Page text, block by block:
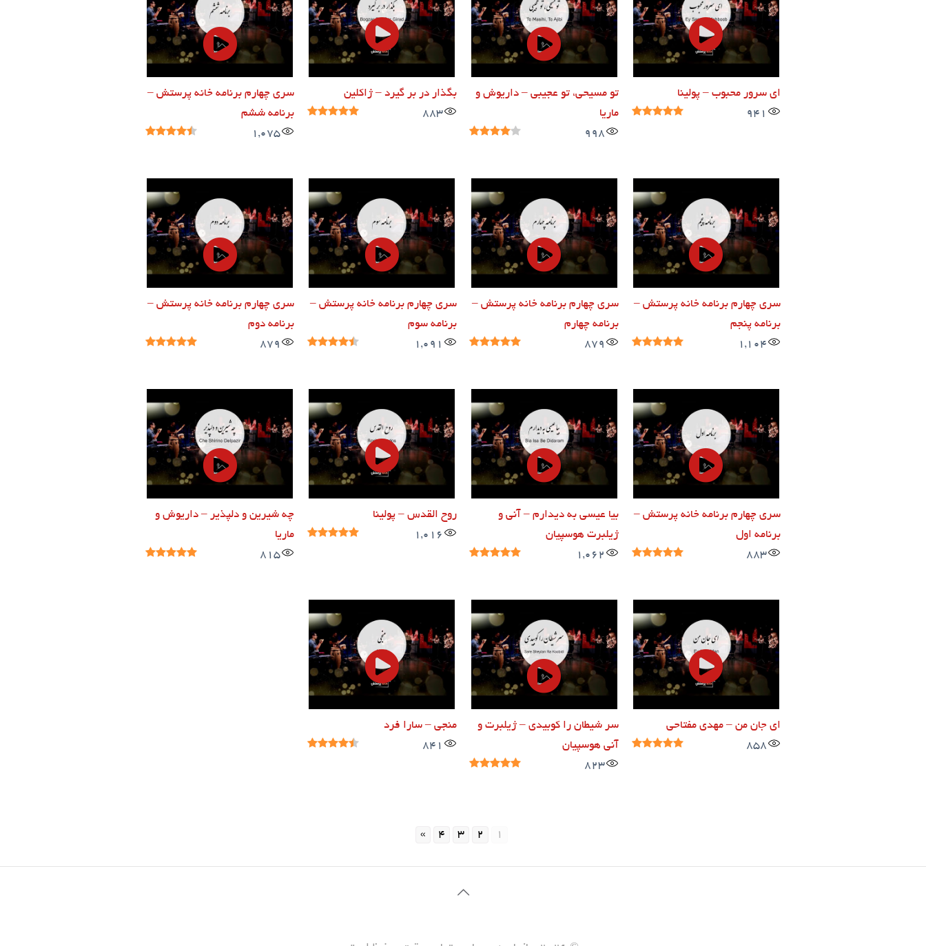
ای سرور محبوب – پولینا
941
تو مسیحی، تو عجیبی – داریوش و
ماریا
998
بگذار در بر گیرد – ژاکلین
883
سری چهارم برنامه خانه پرستش –
برنامه ششم
1,075
سری چهارم برنامه خانه پرستش –
برنامه پنجم
1,104
سری چهارم برنامه خانه پرستش –
برنامه چهارم
879
سری چهارم برنامه خانه پرستش –
برنامه سوم
1,091
سری چهارم برنامه خانه پرستش –
برنامه دوم
879
سری چهارم برنامه خانه پرستش –
برنامه اول
883
بیا عیسی به دیدارم – آنی و
ژیلبرت هوسپیان
1,062
روح القدس – پولینا
1,016
چه شیرین و دلپذیر – داریوش و
ماریا
815
ای جان من – مهدی مفتاحی
858
سر شیطان را کوبیدی – ژیلبرت و
آنی هوسپیان
823
منجی – سارا فرد
841
1
2
3
4
»